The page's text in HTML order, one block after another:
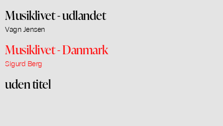
Musiklivet - udlandet
Vagn Jensen
Musiklivet - Danmark
Sigurd Berg
uden titel